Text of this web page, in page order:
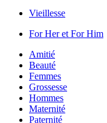
Vieillesse
For Her et For Him
Amitié
Beauté
Femmes
Grossesse
Hommes
Maternité
Paternité